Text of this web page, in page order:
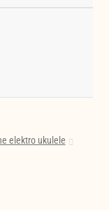
elektro ukulele